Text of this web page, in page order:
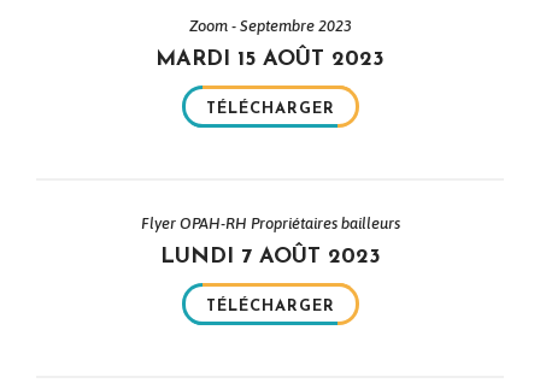
Zoom - Septembre 2023
MARDI 15 AOÛT 2023
TÉLÉCHARGER
Flyer OPAH-RH Propriétaires bailleurs
LUNDI 7 AOÛT 2023
TÉLÉCHARGER